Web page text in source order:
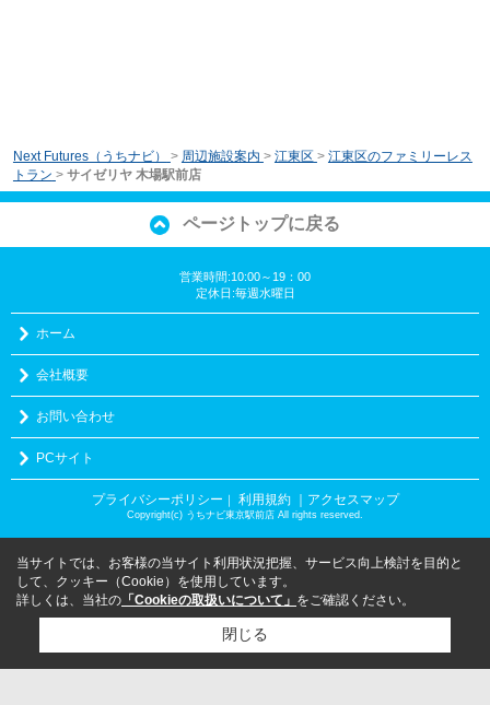
Next Futures（うちナビ） > 周辺施設案内 > 江東区 > 江東区のファミリーレス
トラン > サイゼリヤ 木場駅前店
ページトップに戻る
営業時間:10:00～19：00
定休日:毎週水曜日
ホーム
会社概要
お問い合わせ
PCサイト
プライバシーポリシー ｜ 利用規約 ｜アクセスマップ
Copyright(c) うちナビ東京駅前店 All rights reserved.
当サイトでは、お客様の当サイト利用状況把握、サービス向上検討を目的と
して、クッキー（Cookie）を使用しています。
詳しくは、当社の 「Cookieの取扱いについて」 をご確認ください。
閉じる